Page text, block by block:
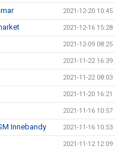
2021-12-20 10:45
2021-12-16 15:28
2021-12-09 08:25
2021-11-22 16:39
2021-11-22 08:03
2021-11-20 16:21
2021-11-16 10:57
Innebandy 2021-11-16 10:53
2021-11-12 12:09